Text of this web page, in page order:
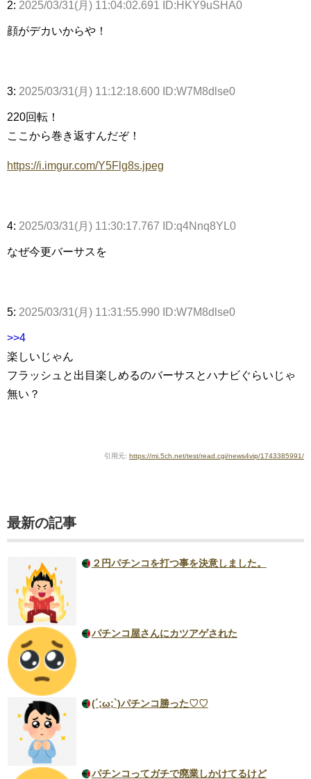
2: 2025/03/31(月) 11:04:02.691 ID:HKY9uSHA0
顔がデカいからや！
3: 2025/03/31(月) 11:12:18.600 ID:W7M8dlse0
220回転！
ここから巻き返すんだぞ！
https://i.imgur.com/Y5Flg8s.jpeg
4: 2025/03/31(月) 11:30:17.767 ID:q4Nnq8YL0
なぜ今更バーサスを
5: 2025/03/31(月) 11:31:55.990 ID:W7M8dlse0
>>4
楽しいじゃん
フラッシュと出目楽しめるのバーサスとハナビぐらいじゃ
無い？
引用元: https://mi.5ch.net/test/read.cgi/news4vip/1743385991/
最新の記事
２円パチンコを打つ事を決意しました。
パチンコ屋さんにカツアゲされた
(´;ω;`)パチンコ勝った♡♡
パチンコってガチで廃業しかけてるけど